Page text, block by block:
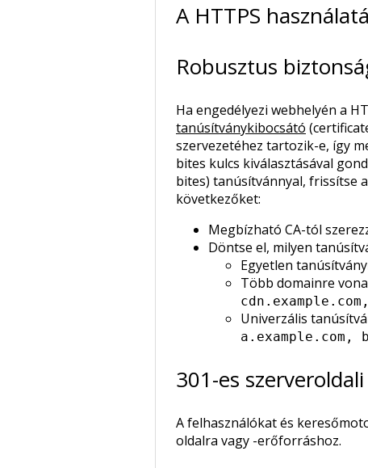
A HTTPS
Robusztus
Ha engedélyezi webhelyén a
tanúsítványkibocsátó
szervezetéhez tartozik-e, így
bites kulcs kiválasztásával
bites) tanúsítvánnyal, frissítse
következőket:
Megbízható CA-tól
Döntse el, milyen
Egyetlen
Több domainre
Univerzális
a.example.com,
301-es
A felhasználókat és
oldalra vagy -erőforráshoz.